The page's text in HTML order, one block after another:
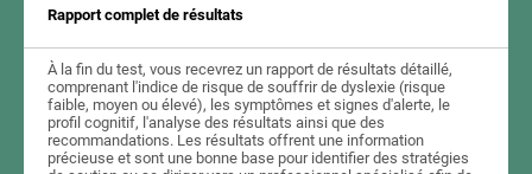
Rapport complet de résultats
À la fin du test, vous recevrez un rapport de résultats détaillé,
comprenant l'indice de risque de souffrir de dyslexie (risque
faible, moyen ou élevé), les symptômes et signes d'alerte, le
profil cognitif, l'analyse des résultats ainsi que des
recommandations. Les résultats offrent une information
précieuse et sont une bonne base pour identifier des stratégies